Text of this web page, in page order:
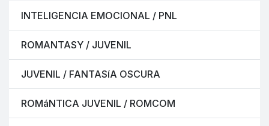
INTELIGENCIA EMOCIONAL / PNL
ROMANTASY / JUVENIL
JUVENIL / FANTASíA OSCURA
ROMáNTICA JUVENIL / ROMCOM